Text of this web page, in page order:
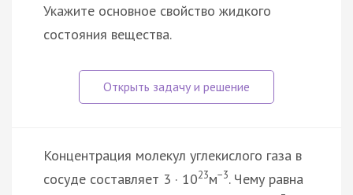
Укажите основное свойство жидкого
состояния вещества.
Концентрация молекул углекислого газа в
сосуде составляет 3 · 1023м−3. Чему равна